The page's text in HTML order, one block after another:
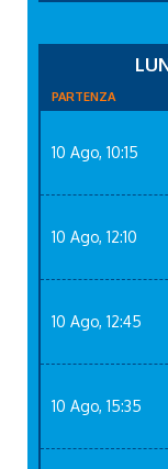
PARTENZA
10 Ago, 10:15
10 Ago, 12:10
10 Ago, 12:45
10 Ago, 15:35